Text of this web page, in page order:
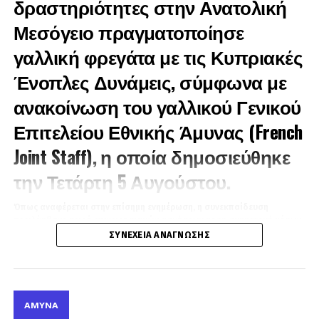
δραστηριότητες στην Ανατολική
Μεσόγειο πραγματοποίησε
γαλλική φρεγάτα με τις Κυπριακές
Ένοπλες Δυνάμεις, σύμφωνα με
ανακοίνωση του γαλλικού Γενικού
Επιτελείου Εθνικής Άμυνας (French
Joint Staff), η οποία δημοσιεύθηκε
την Τετάρτη 5 Αυγούστου.
της Εθνικής Φρουράς και της Κυπριακής Αεροπορίας.
ανεφοδιασμό εν πλω και τακτικούς ελιγμούς.
ΣΥΝΈΧΕΙΑ ΑΝΆΓΝΩΣΗΣ
ΆΜΥΝΑ